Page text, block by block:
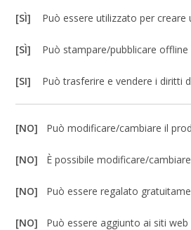
[SÌ] Può essere utilizzato per creare
[SÌ] Può stampare/pubblicare offline
[SI] Può trasferire e vendere i diritti
[NO] Può modificare/cambiare il
[NO] È possibile modificare/
[NO] Può essere regalato
[NO] Può essere aggiunto ai siti